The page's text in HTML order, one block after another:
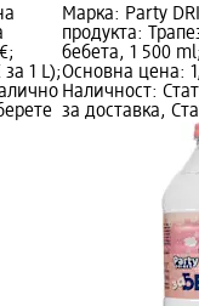
1 L);
Марка: Party
продукта:
бебета, 1 500
Основна цена:
Наличност:
за доставка,